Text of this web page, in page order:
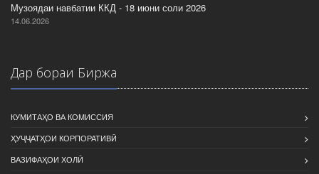
Музоядаи навбатии ККД - 18 июни соли 2026
14.06.2026
Дар бораи Биржа
КУМИТАҲО ВА КОМИССИЯ
ҲУҶҶАТҲОИ КОРПОРАТИВӢ
ВАЗИФАҲОИ ХОЛӢ